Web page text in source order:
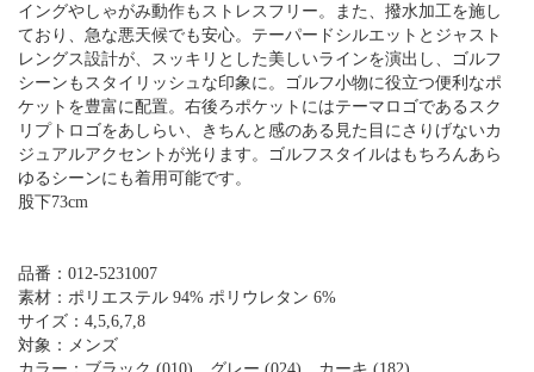
イングやしゃがみ動作もストレスフリー。また、撥水加工を施し
ており、急な悪天候でも安心。テーパードシルエットとジャスト
レングス設計が、スッキリとした美しいラインを演出し、ゴルフ
シーンもスタイリッシュな印象に。ゴルフ小物に役立つ便利なポ
ケットを豊富に配置。右後ろポケットにはテーマロゴであるスク
リプトロゴをあしらい、きちんと感のある見た目にさりげないカ
ジュアルアクセントが光ります。ゴルフスタイルはもちろんあら
ゆるシーンにも着用可能です。
股下73cm
品番：012-5231007
素材：ポリエステル 94% ポリウレタン 6%
サイズ：4,5,6,7,8
対象：メンズ